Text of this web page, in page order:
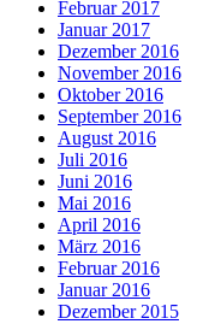
Februar 2017
Januar 2017
Dezember 2016
November 2016
Oktober 2016
September 2016
August 2016
Juli 2016
Juni 2016
Mai 2016
April 2016
März 2016
Februar 2016
Januar 2016
Dezember 2015